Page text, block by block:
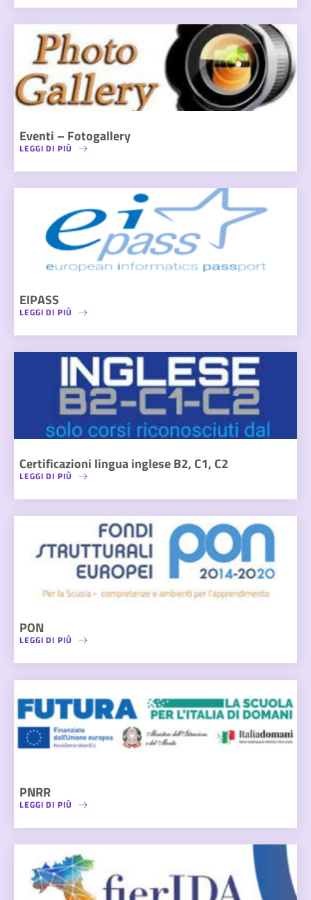
Eventi – Fotogallery
LEGGI DI PIÙ
EIPASS
LEGGI DI PIÙ
Certificazioni lingua inglese B2, C1, C2
LEGGI DI PIÙ
PON
LEGGI DI PIÙ
PNRR
LEGGI DI PIÙ